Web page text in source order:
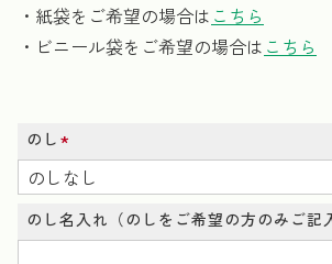
・紙袋をご希望の場合は こちら
・ビニール袋をご希望の場合は こちら
のし
(必
須)
のし名入れ（のしをご希望の方のみご記